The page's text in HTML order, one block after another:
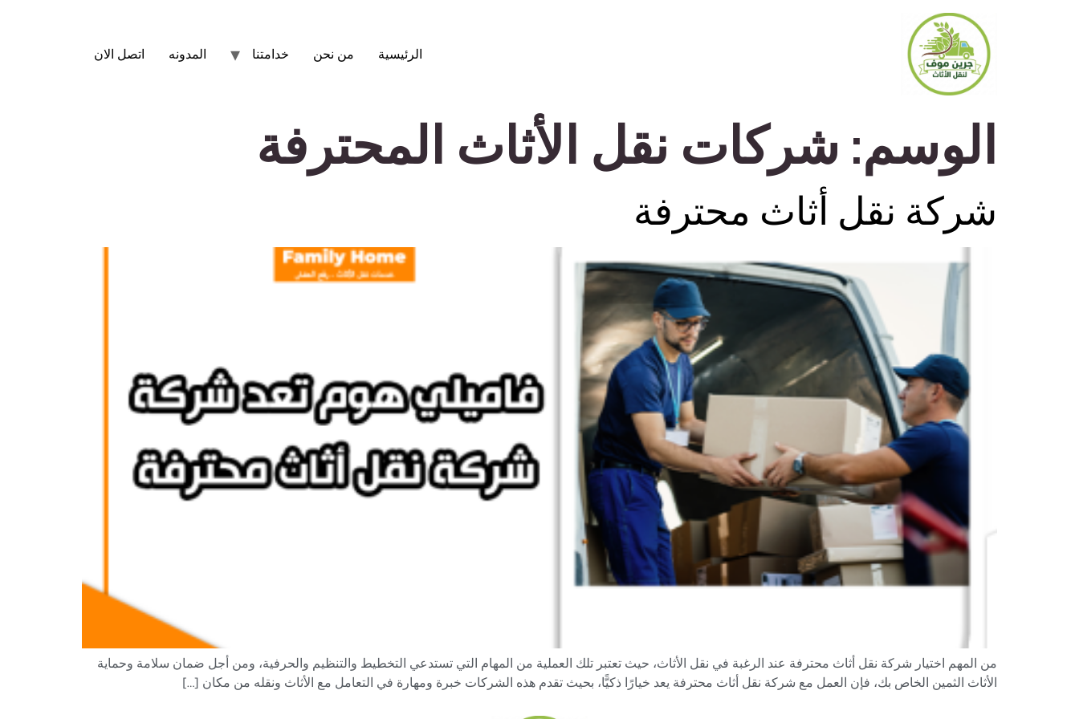
الرئيسية من نحن خدامتنا المدونه اتصل الان
الوسم: شركات نقل الأثاث المحترفة
شركة نقل أثاث محترفة
من المهم اختيار شركة نقل أثاث محترفة عند الرغبة في نقل الأثاث، حيث تعتبر تلك العملية من المهام التي تستدعي التخطيط والتنظيم والحرفية، ومن أجل ضمان سلامة وحماية
الأثاث الثمين الخاص بك، فإن العمل مع شركة نقل أثاث محترفة يعد خيارًا ذكيًّا، بحيث تقدم هذه الشركات خبرة ومهارة في التعامل مع الأثاث ونقله من مكان […]